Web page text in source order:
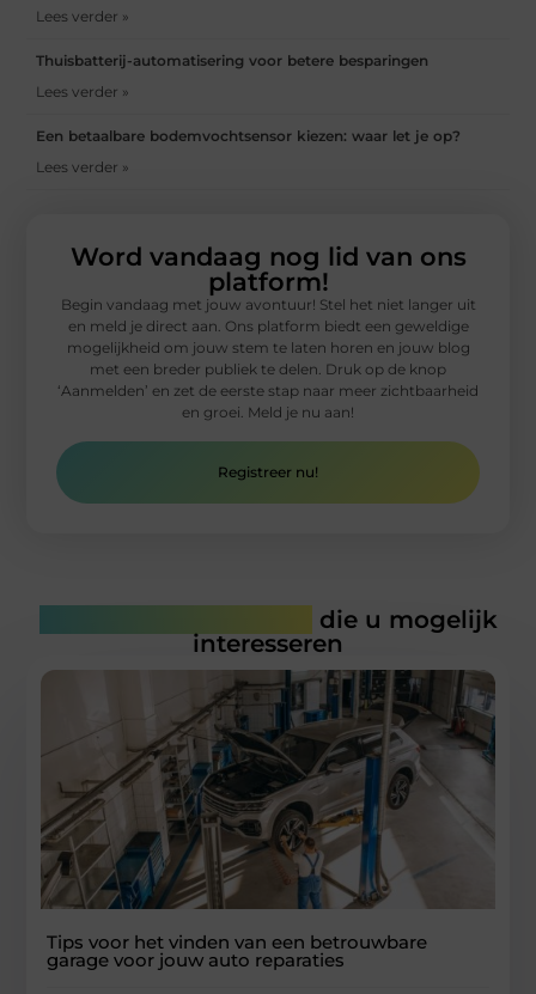
Lees verder »
Thuisbatterij-automatisering voor betere besparingen
Lees verder »
Een betaalbare bodemvochtsensor kiezen: waar let je op?
Lees verder »
Word vandaag nog lid van ons
platform!
Begin vandaag met jouw avontuur! Stel het niet langer uit
en meld je direct aan. Ons platform biedt een geweldige
mogelijkheid om jouw stem te laten horen en jouw blog
met een breder publiek te delen. Druk op de knop
‘Aanmelden’ en zet de eerste stap naar meer zichtbaarheid
en groei. Meld je nu aan!
Registreer nu!
die u mogelijk
interesseren
Tips voor het vinden van een betrouwbare
garage voor jouw auto reparaties